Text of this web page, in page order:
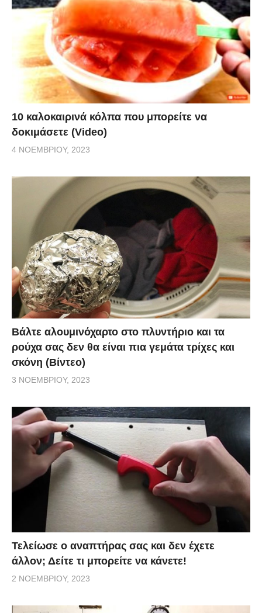
10 καλοκαιρινά κόλπα που μπορείτε να
δοκιμάσετε (Video)
4 ΝΟΕΜΒΡΊΟΥ, 2023
Βάλτε αλουμινόχαρτο στο πλυντήριο και τα
ρούχα σας δεν θα είναι πια γεμάτα τρίχες και
σκόνη (Βίντεο)
3 ΝΟΕΜΒΡΊΟΥ, 2023
Τελείωσε ο αναπτήρας σας και δεν έχετε
άλλον; Δείτε τι μπορείτε να κάνετε!
2 ΝΟΕΜΒΡΊΟΥ, 2023